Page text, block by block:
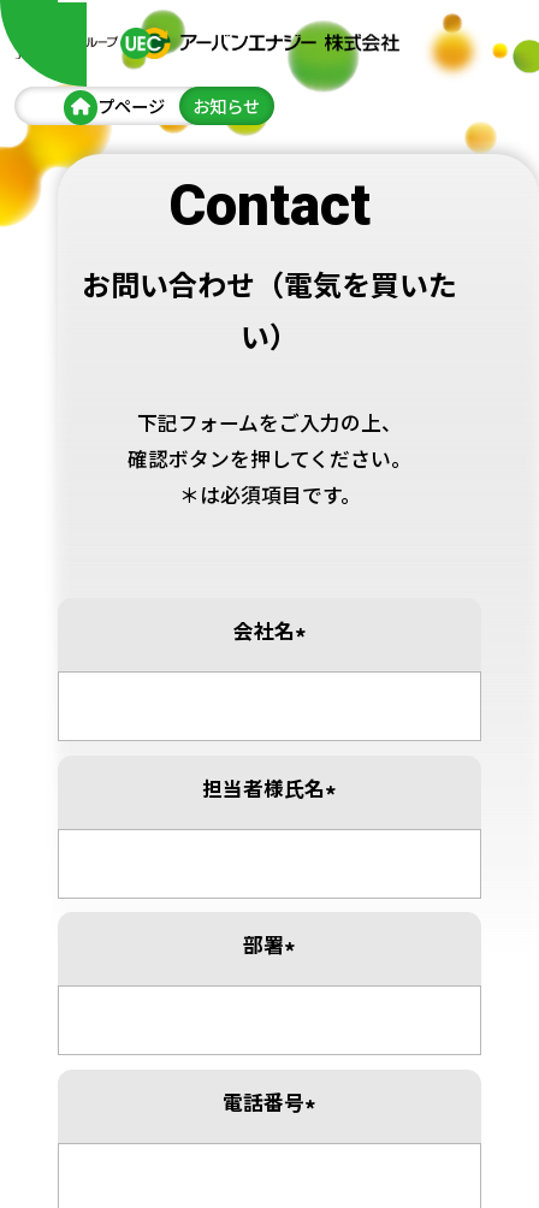
トップページ お知らせ
Contact
お問い合わせ（電気を買いた
い）
下記フォームをご入力の上、
確認ボタンを押してください。
＊は必須項目です。
会社名*
担当者様氏名*
部署*
電話番号*